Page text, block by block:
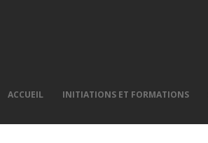
ACCUEIL INITIATIONS ET FORMATIONS